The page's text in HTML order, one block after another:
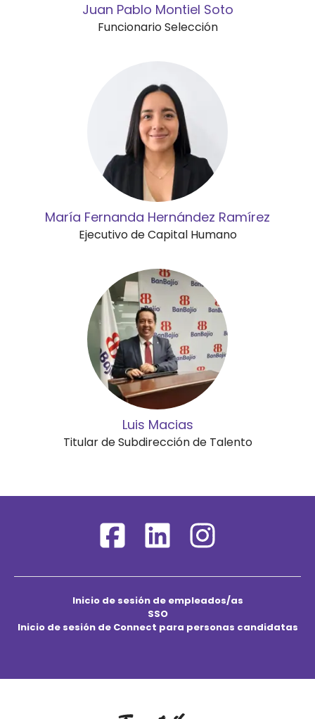
Juan Pablo Montiel Soto
Funcionario Selección
María Fernanda Hernández Ramírez
Ejecutivo de Capital Humano
Luis Macias
Titular de Subdirección de Talento
Inicio de sesión de empleados/as
SSO
Inicio de sesión de Connect para personas candidatas